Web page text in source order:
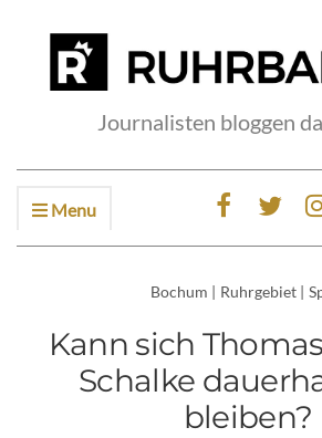
Journalisten bloggen
Menu
Bochum | Ruhrgebiet |
Kann sich
Schalke
bleiben?